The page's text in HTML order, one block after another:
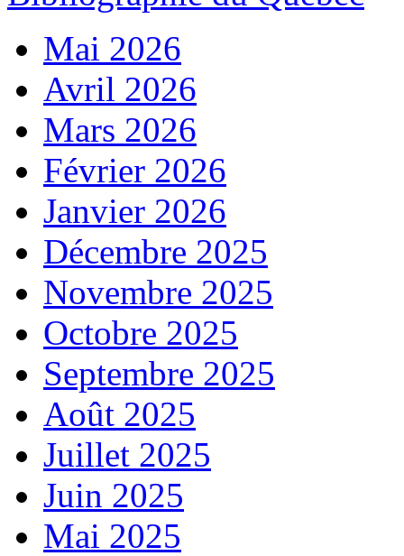
Mai 2026
Avril 2026
Mars 2026
Février 2026
Janvier 2026
Décembre 2025
Novembre 2025
Octobre 2025
Septembre 2025
Août 2025
Juillet 2025
Juin 2025
Mai 2025